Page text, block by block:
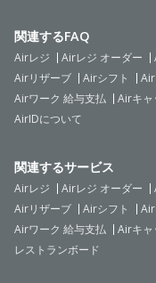
関連するFAQ
Airレジ Airレジ オーダー
Airリザーブ
Airシフト Air
Airワーク 給与支払
Airキャ
AirIDについて
関連するサービス
Airレジ Airレジ オーダー
Airリザーブ
Airシフト Air
Airワーク 給与支払
Airキャ
レストランボード